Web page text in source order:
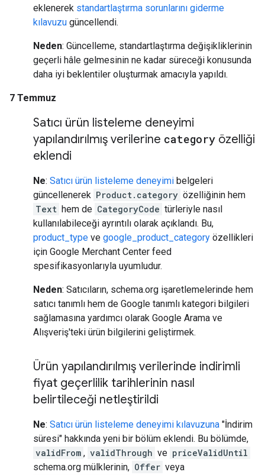
eklenerek standartlaştırma sorunlarını giderme
kılavuzu güncellendi.
Neden: Güncelleme, standartlaştırma değişikliklerinin
geçerli hâle gelmesinin ne kadar süreceği konusunda
daha iyi beklentiler oluşturmak amacıyla yapıldı.
7 Temmuz
Satıcı ürün listeleme deneyimi
yapılandırılmış verilerine category özelliği
eklendi
Ne: Satıcı ürün listeleme deneyimi belgeleri
güncellenerek Product.category özelliğinin hem
Text hem de CategoryCode türleriyle nasıl
kullanılabileceği ayrıntılı olarak açıklandı. Bu,
product_type ve google_product_category özellikleri
için Google Merchant Center feed
spesifikasyonlarıyla uyumludur.
Neden: Satıcıların, schema.org işaretlemelerinde hem
satıcı tanımlı hem de Google tanımlı kategori bilgileri
sağlamasına yardımcı olarak Google Arama ve
Alışveriş'teki ürün bilgilerini geliştirmek.
Ürün yapılandırılmış verilerinde indirimli
fiyat geçerlilik tarihlerinin nasıl
belirtileceği netleştirildi
Ne: Satıcı ürün listeleme deneyimi kılavuzuna "İndirim
süresi" hakkında yeni bir bölüm eklendi. Bu bölümde,
validFrom , validThrough ve priceValidUntil
schema.org mülklerinin, Offer veya